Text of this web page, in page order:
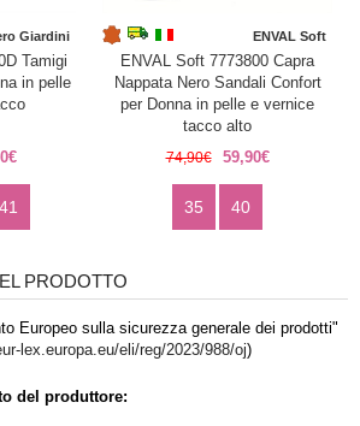
Giardini
Tamigi
in pelle
41
ENVAL Soft
ENVAL Soft 7773800 Capra
Nappata Nero Sandali Confort
per Donna in pelle e vernice
tacco alto
74,90€ 59,90€
35 40
PRODOTTO
Europeo sulla sicurezza generale dei prodotti"
lex.europa.eu/eli/reg/2023/988/oj)
del produttore: